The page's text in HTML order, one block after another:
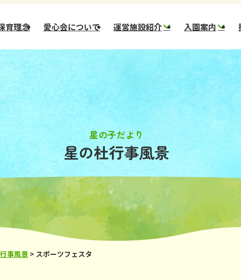
育理念 愛心会について 運営施設紹介
幼保連携型認定 星の
子こども園
幼保連携型認定 星の
杜こども園
幼保連携型認定 ほし
のさとこども園
スター保育園
コメット保育園
小規模保育園 ステラ
小規模保育園 ほしぞ
ら
鹿の子台児童館
入園案内
新入
一時
一時
星の杜行事風景
星の子だより
事風景 > スポーツフェスタ